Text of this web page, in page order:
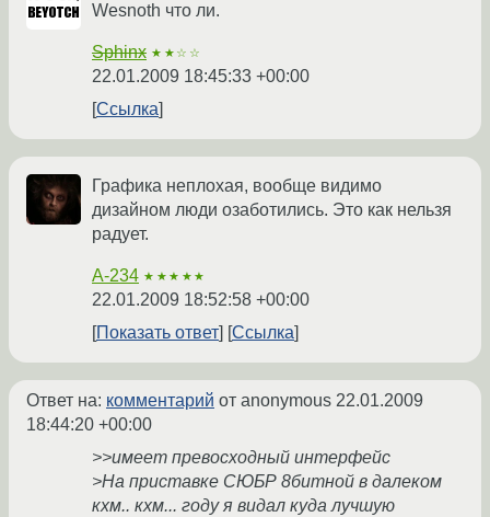
Wesnoth что ли.
Sphinx ★★☆☆
22.01.2009 18:45:33 +00:00
Ссылка
Графика неплохая, вообще видимо
дизайном люди озаботились. Это как нельзя
радует.
A-234 ★★★★★
22.01.2009 18:52:58 +00:00
Показать ответ
Ссылка
Ответ на: комментарий от anonymous 22.01.2009
18:44:20 +00:00
>>имеет превосходный интерфейс
>На приставке СЮБР 8битной в далеком
кхм.. кхм... году я видал куда лучшую